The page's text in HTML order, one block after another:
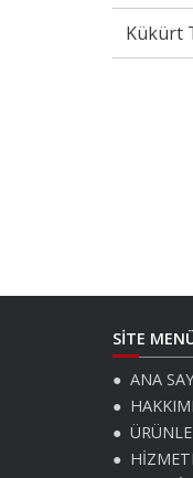
Kükürt
SİTE
ANA